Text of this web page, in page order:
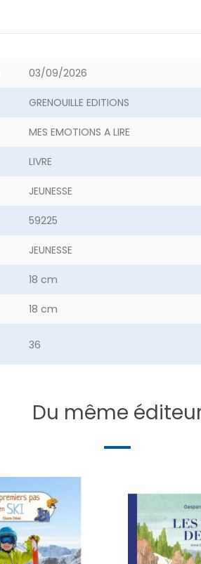
03/09/2026
GRENOUILLE EDITIONS
MES EMOTIONS A LIRE
LIVRE
JEUNESSE
59225
JEUNESSE
18 cm
18 cm
36
Du même